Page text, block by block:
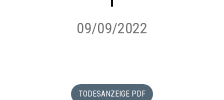
09/09/2022
TODESANZEIGE PDF